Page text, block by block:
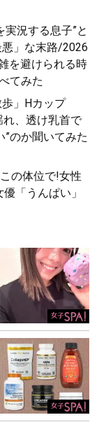
況する息子”と
」な末路/2026
を避けられる時
てみた
」Hカップ
れ、透け乳首で
”のか聞いてみた
の体位で!女性
「うんぱい」